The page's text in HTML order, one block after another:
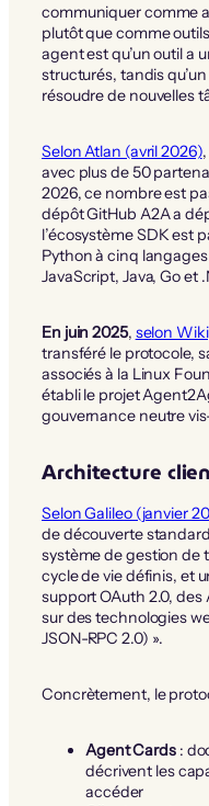
communiquer comme
plutôt que comme
agent est qu’un outil a
structurés, tandis
résoudre de nouvelles
Selon Atlan (avril 2026)
avec plus de 50
2026, ce nombre est
dépôt GitHub A2A a
l’écosystème SDK est
Python à cinq
JavaScript, Java, Go et
En juin 2025, selon
transféré le protocole,
associés à la Linux
établi le projet
gouvernance neutre
Architecture
Selon Galileo (janvier
de découverte
système de gestion de
cycle de vie définis, et
support OAuth 2.0, des
sur des technologies
JSON-RPC 2.0) ».
Concrètement, le
Agent Cards:
décrivent les
accéder